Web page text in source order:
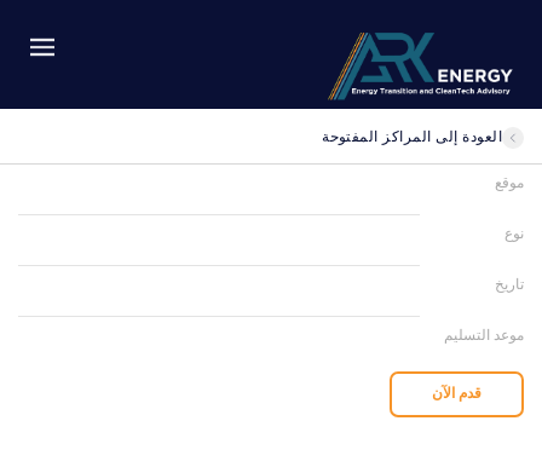
العودة إلى المراكز المفتوحة
موقع
نوع
تاريخ
موعد التسليم
قدم الآن